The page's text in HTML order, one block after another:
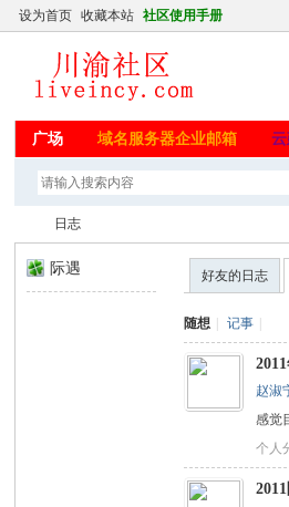
设为首页 收藏本站 社区使用手册
广场 域名服务器企业邮箱
日志
际遇 好友的日志
随想 记事
赵淑
感觉
个人